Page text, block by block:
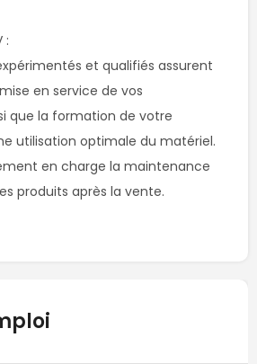
:
et qualifiés assurent
en service de vos
que la formation de votre
utilisation optimale du matériel.
en charge la maintenance
produits après la vente.